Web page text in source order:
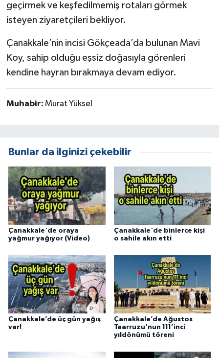
geçirmek ve keşfedilmemiş rotaları görmek
isteyen ziyaretçileri bekliyor.
Çanakkale’nin incisi Gökçeada’da bulunan Mavi
Koy, sahip olduğu eşsiz doğasıyla görenleri
kendine hayran bırakmaya devam ediyor.
Muhabir: Murat Yüksel
Bunlar da ilginizi çekebilir
Çanakkale'de oraya
yağmur yağıyor (Video)
Çanakkale'de binlerce kişi
o sahile akın etti
Çanakkale’de üç gün yağış
var!
Çanakkale’de Ağustos
Taarruzu'nun 111’inci
yıldönümü töreni